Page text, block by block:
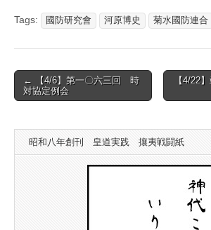
Tags: 國防研究會 河原博史 菊水國防連合
Post
navigation
← 【4/6】第一〇六三回 時
対協定例会
【4/22
昭和八年創刊 皇道実践 攘夷戦闘紙